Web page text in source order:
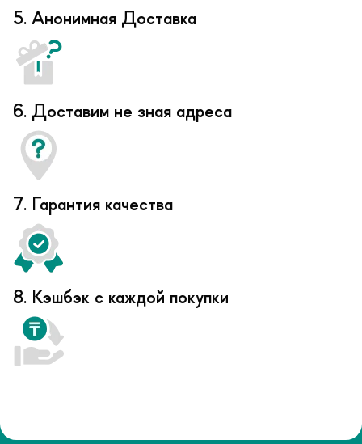
5. Анонимная Доставка
6. Доставим не зная адреса
7. Гарантия качества
8. Кэшбэк с каждой покупки